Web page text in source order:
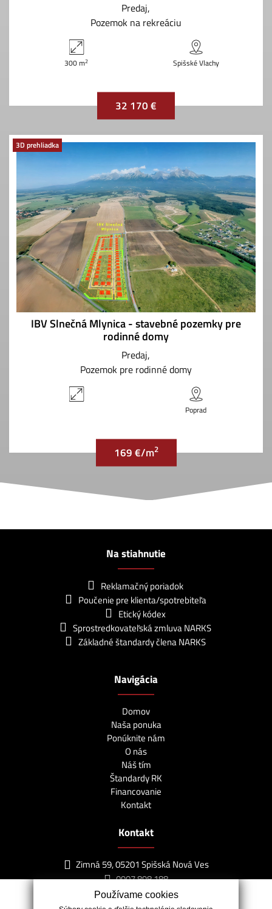
Predaj
Pozemok na rekreáciu
300 m2 Spišské Vlachy
32 170 €
3D prehliadka
IBV Slnečná Mlynica - stavebné pozemky pre
rodinné domy
Predaj
Pozemok pre rodinné domy
Poprad
169 €/m2
Na stiahnutie
Reklamačný poriadok
Poučenie pre klienta/spotrebiteľa
Etický kódex
Sprostredkovateľská zmluva NARKS
Základné štandardy člena NARKS
Navigácia
Domov
Naša ponuka
Ponúknite nám
O nás
Náš tím
Štandardy RK
Financovanie
Kontakt
Kontakt
Zimná 59, 05201 Spišská Nová Ves
0907 898 188
info@lagunareality.sk
Používame cookies